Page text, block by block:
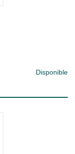
Disponible